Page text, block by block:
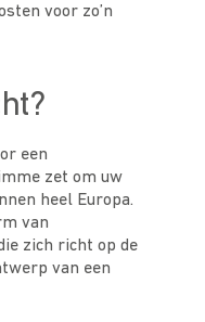
voor zo’n
een
zet om uw
heel Europa.
van
zich richt op de
van een